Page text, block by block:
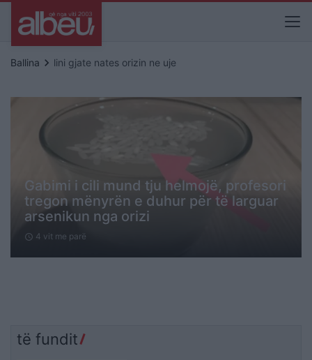
Ballina keyboard_arrow_right lini gjate nates orizin ne uje
Gabimi i cili mund tju helmojë, profesori
tregon mënyrën e duhur për të larguar
arsenikun nga orizi
schedule 4 vit me parë
të fundit